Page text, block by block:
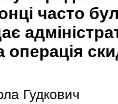
часто
операція
Гудкович